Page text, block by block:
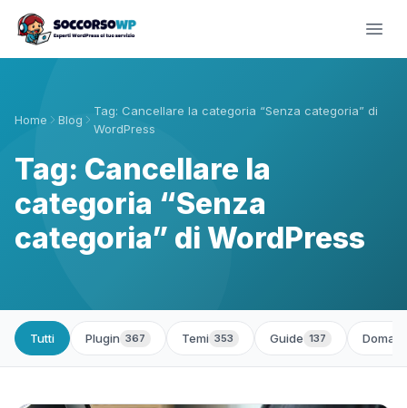
Home Blog
Tag: Cancellare la categoria “Senza categoria” di
WordPress
Tag: Cancellare la
categoria “Senza
categoria” di WordPress
Tutti Plugin 367 Temi 353 Guide 137